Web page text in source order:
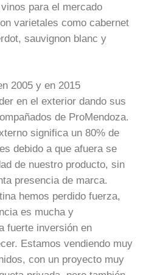
para el mercado
varietales como cabernet
sauvignon blanc y
2005 y en 2015
en el exterior dando sus
de ProMendoza.
significa un 80% de
debido a que afuera se
de nuestro producto, sin
presencia de marca.
hemos perdido fuerza,
es mucha y
fuerte inversión en
Estamos vendiendo muy
con un proyecto muy